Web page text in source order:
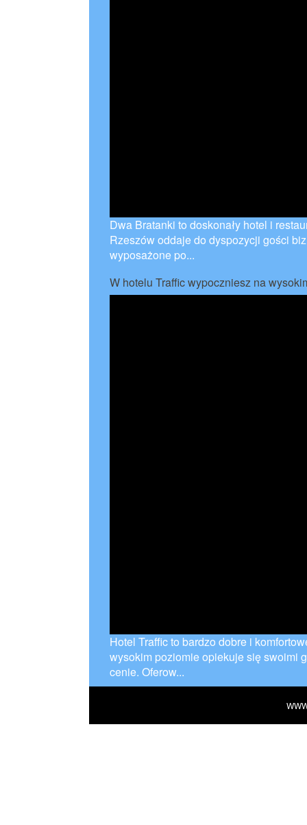
Dwa Bratanki to doskonały hotel i
Rzeszów oddaje do dyspozycji gości
wyposażone po...
W hotelu Traffic wypoczniesz na
Hotel Traffic to bardzo dobre i
wysokim poziomie opiekuje się swoimi
cenie. Oferow...